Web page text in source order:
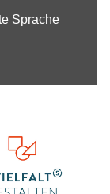
Sprache